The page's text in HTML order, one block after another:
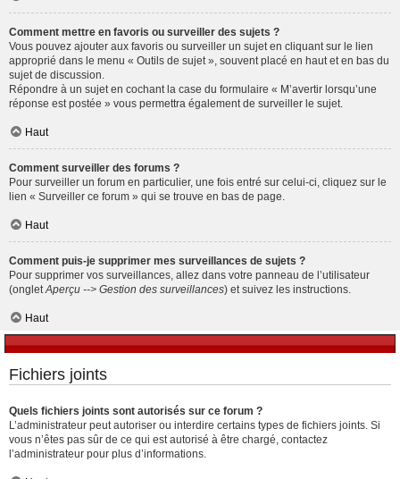
Comment mettre en favoris ou surveiller des sujets ?
Vous pouvez ajouter aux favoris ou surveiller un sujet en cliquant sur le lien
approprié dans le menu « Outils de sujet », souvent placé en haut et en bas du
sujet de discussion.
Répondre à un sujet en cochant la case du formulaire « M’avertir lorsqu’une
réponse est postée » vous permettra également de surveiller le sujet.
Haut
Comment surveiller des forums ?
Pour surveiller un forum en particulier, une fois entré sur celui-ci, cliquez sur le
lien « Surveiller ce forum » qui se trouve en bas de page.
Haut
Comment puis-je supprimer mes surveillances de sujets ?
Pour supprimer vos surveillances, allez dans votre panneau de l’utilisateur
(onglet Aperçu --> Gestion des surveillances) et suivez les instructions.
Haut
Fichiers joints
Quels fichiers joints sont autorisés sur ce forum ?
L’administrateur peut autoriser ou interdire certains types de fichiers joints. Si
vous n’êtes pas sûr de ce qui est autorisé à être chargé, contactez
l’administrateur pour plus d’informations.